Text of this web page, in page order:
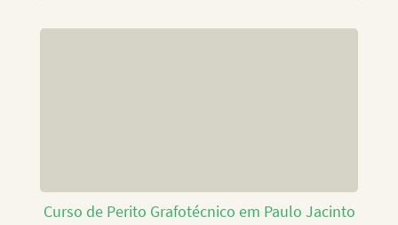
Curso de Perito Grafotécnico em Paulo Jacinto